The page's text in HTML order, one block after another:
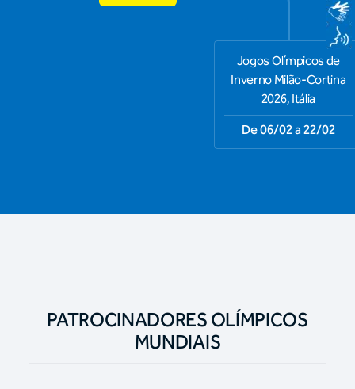
Jogos Olímpicos de
Inverno Milão-Cortina
2026, Itália
De 06/02 a 22/02
PATROCINADORES OLÍMPICOS
MUNDIAIS